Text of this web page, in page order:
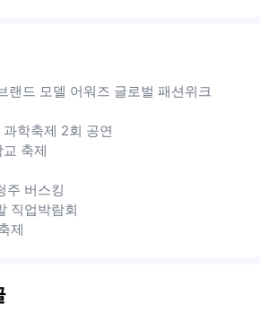
랜드 모델 어워즈 글로벌 패션위크
학축제 2회 공연
축제
주 버스킹
직업박람회
제